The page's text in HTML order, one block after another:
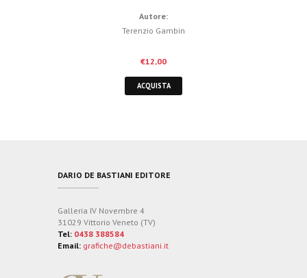
Autore:
Terenzio Gambin
€12,00
ACQUISTA
DARIO DE BASTIANI EDITORE
Galleria IV Novembre 4
31029 Vittorio Veneto (TV)
Tel: 0438 388584
Email: grafiche@debastiani.it